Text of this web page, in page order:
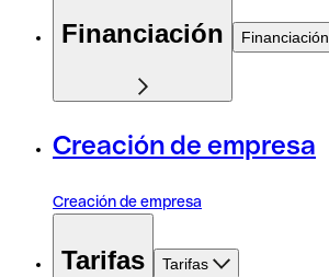
Financiación Financiación
Creación de empresa
Creación de empresa
Tarifas Tarifas